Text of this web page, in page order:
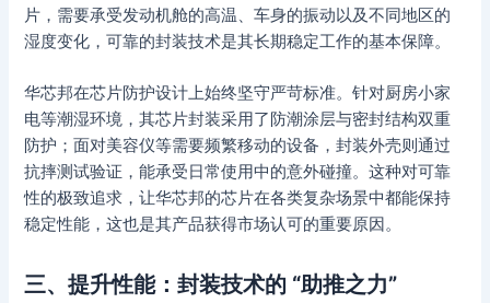
片，需要承受发动机舱的高温、车身的振动以及不同地区的
湿度变化，可靠的封装技术是其长期稳定工作的基本保障。
华芯邦在芯片防护设计上始终坚守严苛标准。针对厨房小家
电等潮湿环境，其芯片封装采用了防潮涂层与密封结构双重
防护；面对美容仪等需要频繁移动的设备，封装外壳则通过
抗摔测试验证，能承受日常使用中的意外碰撞。这种对可靠
性的极致追求，让华芯邦的芯片在各类复杂场景中都能保持
稳定性能，这也是其产品获得市场认可的重要原因。
三、提升性能：封装技术的 “助推之力”